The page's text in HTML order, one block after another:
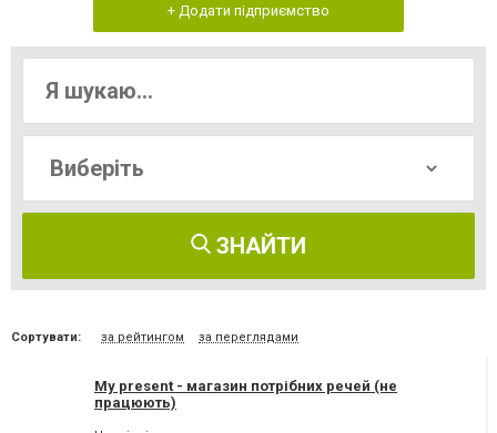
+ Додати підприємство
ЗНАЙТИ
Сортувати: за рейтингом за переглядами
My present - магазин потрібних речей (не
працюють)